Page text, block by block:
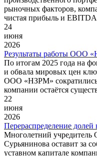
рыночных факторов,
чистая прибыль и
24
июня
2026
Результаты работы ООО
По итогам 2025 года на
и обвала мировых цен
ООО «НЗРМ»
компании остаётся
22
июня
2026
Перераспределение
Многолетний
Сурьянинова оставит за
уставном капитале